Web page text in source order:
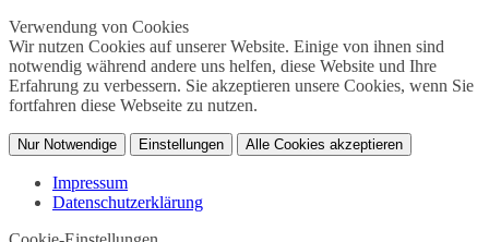
Verwendung von Cookies
Wir nutzen Cookies auf unserer Website. Einige von ihnen sind
notwendig während andere uns helfen, diese Website und Ihre
Erfahrung zu verbessern. Sie akzeptieren unsere Cookies, wenn Sie
fortfahren diese Webseite zu nutzen.
Nur Notwendige Einstellungen Alle Cookies akzeptieren
Impressum
Datenschutzerklärung